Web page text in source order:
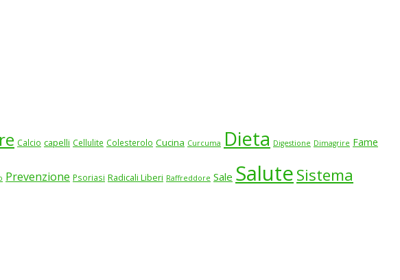
Calcio capelli Cellulite Colesterolo Cucina Curcuma Dieta Digestione Dimagrire Fame
Prevenzione Psoriasi Radicali Liberi Raffreddore Sale Salute Sistema